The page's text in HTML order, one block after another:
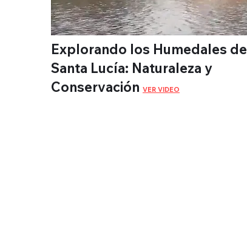
Explorando los Humedales de
Santa Lucía: Naturaleza y
Conservación VER VIDEO